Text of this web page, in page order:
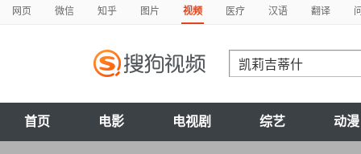
网页 微信 知乎 图片 视频 医疗 汉语 翻译
首页 电影 电视剧 综艺 动漫